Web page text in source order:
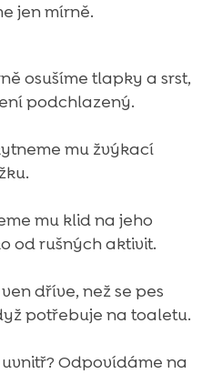
jen mírně.
osušíme tlapky a srst,
podchlazený.
mu žvýkací
mu klid na jeho
od rušných aktivit.
dříve, než se pes
potřebuje na toaletu.
Odpovídáme na